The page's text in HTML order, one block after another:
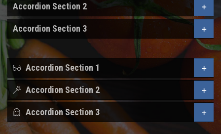
Accordion Section 2
Accordion Section 3
Accordion Section 1
Accordion Section 2
Accordion Section 3